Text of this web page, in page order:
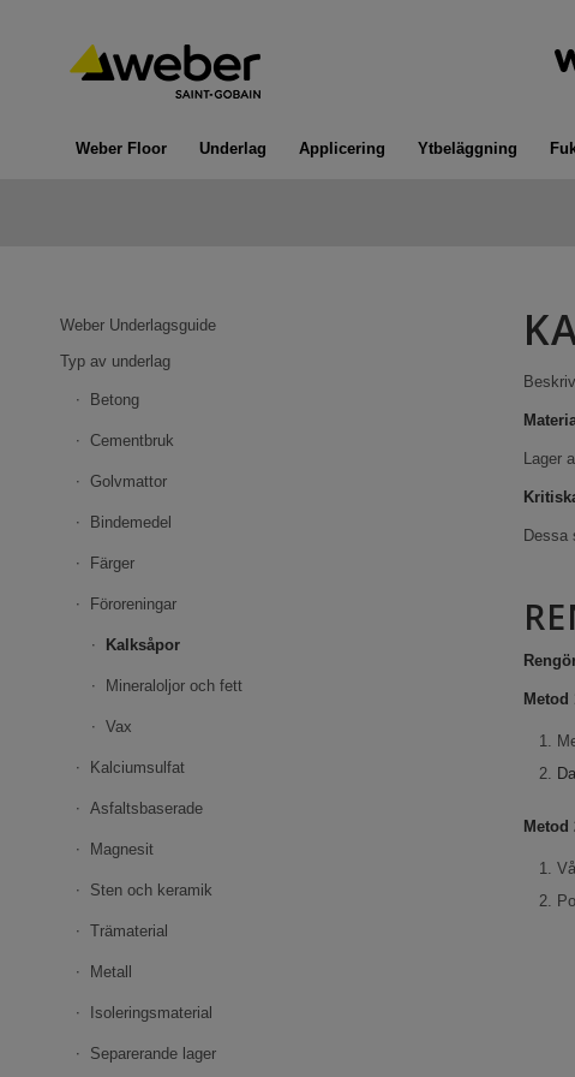
Weber Floor Underlag Applicering Ytbeläggning
Lager
Dessa
Metod
Metod
Weber Underlagsguide
Typ av underlag
Betong
Cementbruk
Golvmattor
Bindemedel
Färger
Föroreningar
Kalksåpor
Mineraloljor och fett
Vax
Kalciumsulfat
Asfaltsbaserade
Magnesit
Sten och keramik
Trämaterial
Metall
Isoleringsmaterial
Separerande lager